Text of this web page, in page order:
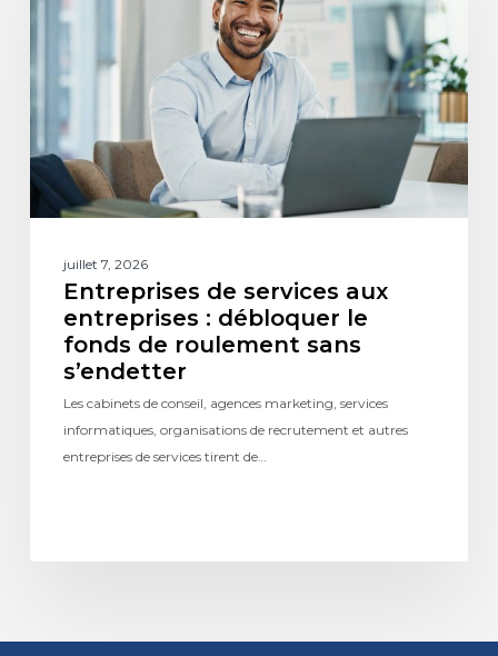
juillet 7, 2026
Entreprises de services aux
entreprises : débloquer le
fonds de roulement sans
s’endetter
Les cabinets de conseil, agences marketing, services
informatiques, organisations de recrutement et autres
entreprises de services tirent de…